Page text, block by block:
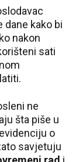
kako bi
nakon
sati
ne
šta piše u
o
savjetuju